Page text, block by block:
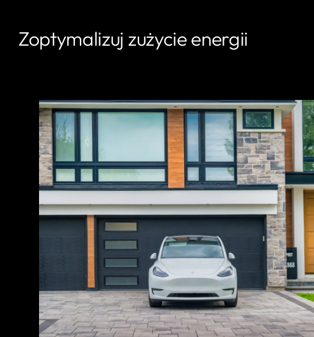
Zoptymalizuj zużycie energii